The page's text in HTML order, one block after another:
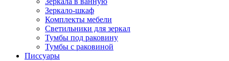
Зеркало-шкаф
Комплекты мебели
Светильники для зеркал
Тумбы под раковину
Тумбы с раковиной
Писсуары